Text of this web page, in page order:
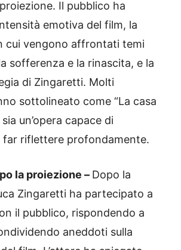
Il pubblico ha
emotiva del film, la
cui vengono affrontati temi
sofferenza e la rinascita, e la
di Zingaretti. Molti
sottolineato come “La casa
un’opera capace di
far riflettere profondamente.
la proiezione – Dopo la
Zingaretti ha partecipato a
il pubblico, rispondendo a
aneddoti sulla